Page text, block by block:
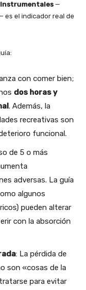
—
es el indicador real de
con comer bien;
dos horas y
. Además, la
recreativas son
funcional.
de 5 o más
adversas. La guía
algunos
pueden alterar
con la absorción
: La pérdida de
son «cosas de la
para evitar